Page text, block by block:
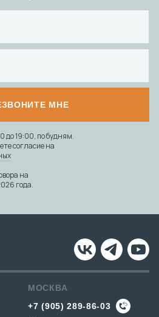
МНЕ
до 19:00, по будням.
согласие на
на
года.
МОСКВА
+7 (905) 289-86-03